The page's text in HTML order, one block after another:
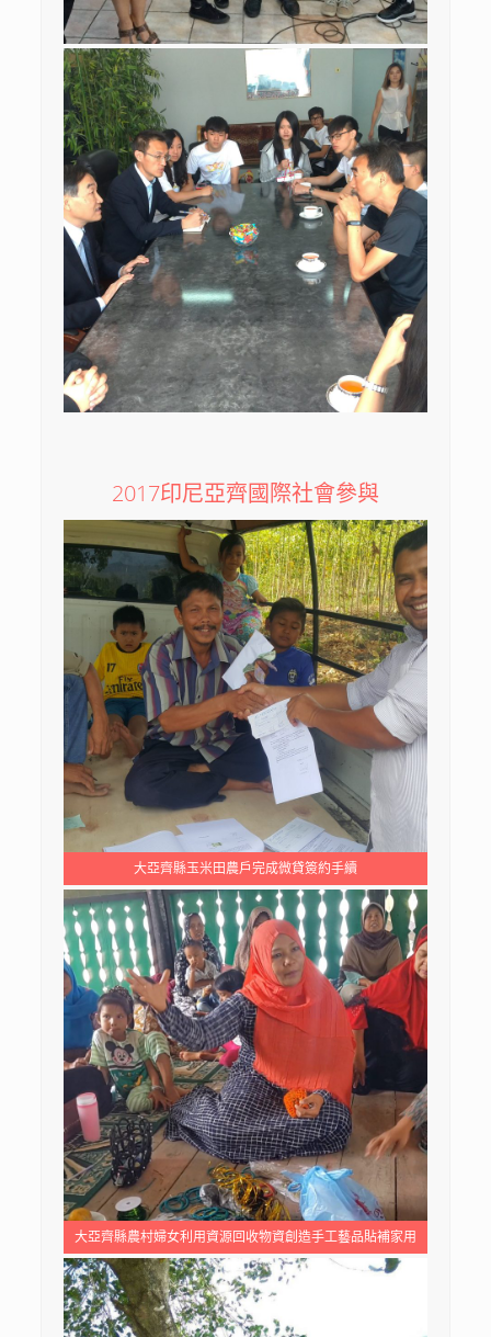
2017印尼亞齊國際社會參與
大亞齊縣玉米田農戶完成微貸簽約手續
大亞齊縣農村婦女利用資源回收物資創造手工藝品貼補家用